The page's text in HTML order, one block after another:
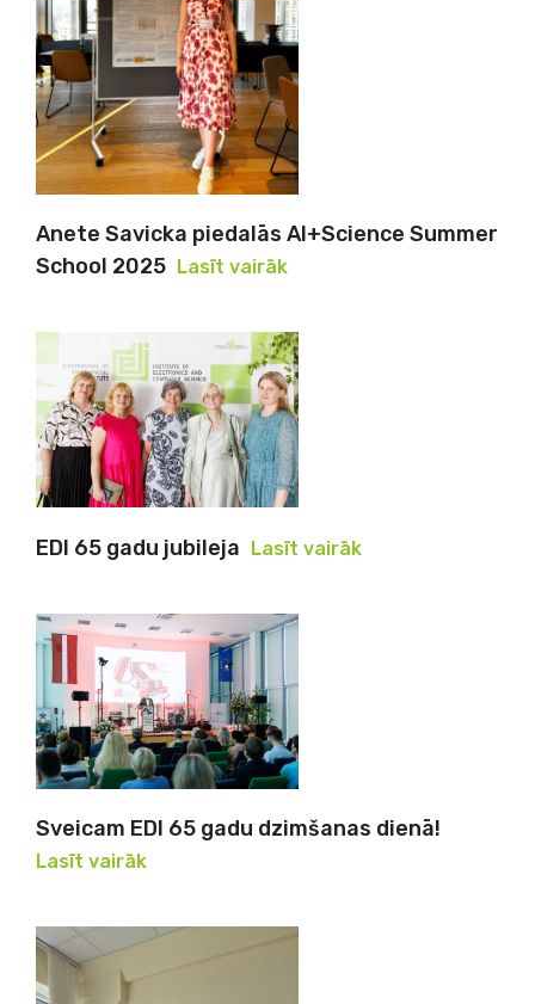
Anete Savicka piedalās AI+Science Summer
School 2025
Lasīt vairāk
EDI 65 gadu jubileja Lasīt vairāk
Sveicam EDI 65 gadu dzimšanas dienā!
Lasīt vairāk